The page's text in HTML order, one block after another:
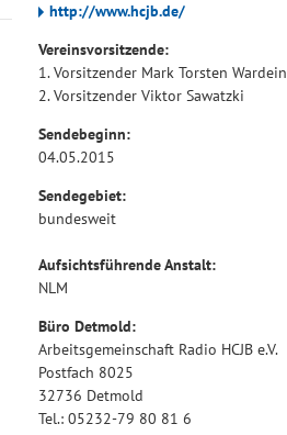
http://www.hcjb.de/
Vereinsvorsitzende:
1. Vorsitzender Mark Torsten Wardein
2. Vorsitzender Viktor Sawatzki
Sendebeginn:
04.05.2015
Sendegebiet:
bundesweit
Aufsichtsführende Anstalt:
NLM
Büro Detmold:
Arbeitsgemeinschaft Radio HCJB e.V.
Postfach 8025
32736 Detmold
Tel.: 05232-79 80 81 6